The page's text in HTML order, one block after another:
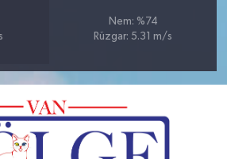
Nem: %74
Rüzgar: 5.31 m/s